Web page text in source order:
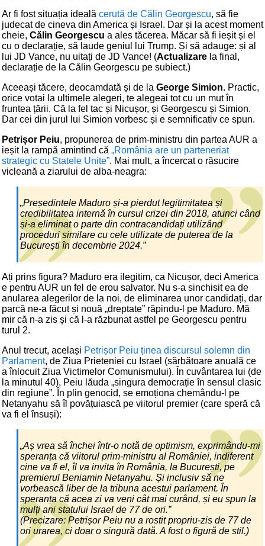
Ar fi fost situația ideală cerută de Călin Georgescu, să fie
judecat de cineva din America și Israel. Dar și la acest moment
cheie, Călin Georgescu a ales tăcerea. Măcar să fi ieșit și el
cu o declarație, să laude geniul lui Trump. Și să adauge: și al
lui JD Vance, nu uitați de JD Vance! (Actualizare la final,
declarație de la Călin Georgescu pe subiect.)
Aceeași tăcere, deocamdată și de la George Simion. Practic,
orice votai la ultimele alegeri, te alegeai tot cu un mut în
fruntea țării. Că la fel tac și Nicușor, și Georgescu și Simion.
Dar cei din jurul lui Simion vorbesc și e semnificativ ce spun.
Petrișor Peiu, propunerea de prim-ministru din partea AUR a
ieșit la rampă amintind că „România are un parteneriat
strategic cu Statele Unite”. Mai mult, a încercat o răsucire
vicleană a ziarului de alba-neagra:
„Președintele Maduro și-a pierdut legitimitatea și
credibilitatea internă în cursul crizei din 2018, atunci când
și-a eliminat o parte din contracandidați utilizând
proceduri similare cu cele utilizate de puterea de la
București în decembrie 2024.”
Ați prins figura? Maduro era ilegitim, ca Nicușor, deci America
e pentru AUR un fel de erou salvator. Nu s-a sinchisit ea de
anularea alegerilor de la noi, de eliminarea unor candidați, dar
parcă ne-a făcut și nouă „dreptate” răpindu-l pe Maduro. Mă
mir că n-a zis și că l-a răzbunat astfel pe Georgescu pentru
turul 2.
Anul trecut, același Petrișor Peiu ținea discursul solemn din
Parlament, de Ziua Prieteniei cu Israel (sărbătoare anuală ce
a înlocuit Ziua Victimelor Comunismului). În cuvântarea lui (de
la minutul 40), Peiu lăuda „singura democrație în sensul clasic
din regiune”. În plin genocid, se emoționa chemându-l pe
Netanyahu să îl povățuiască pe viitorul premier (care speră că
va fi el însuși):
„Aș vrea să închei într-o notă de optimism, exprimându-mi
speranța că viitorul prim-ministru al României, indiferent
cine va fi el, îl va invita în România, la București, pe
premierul Beniamin Netanyahu. Și inclusiv să ne
vorbească liber de la tribuna acestui parlament. În
speranța că acea zi va veni cât mai curând, și eu spun la
mulți ani statului Israel de 77 de ori.”
(Precizare: Petrișor Peiu nu a rostit propriu-zis de 77 de
ori urarea, ci doar o singură dată. A fost o figură de stil.)